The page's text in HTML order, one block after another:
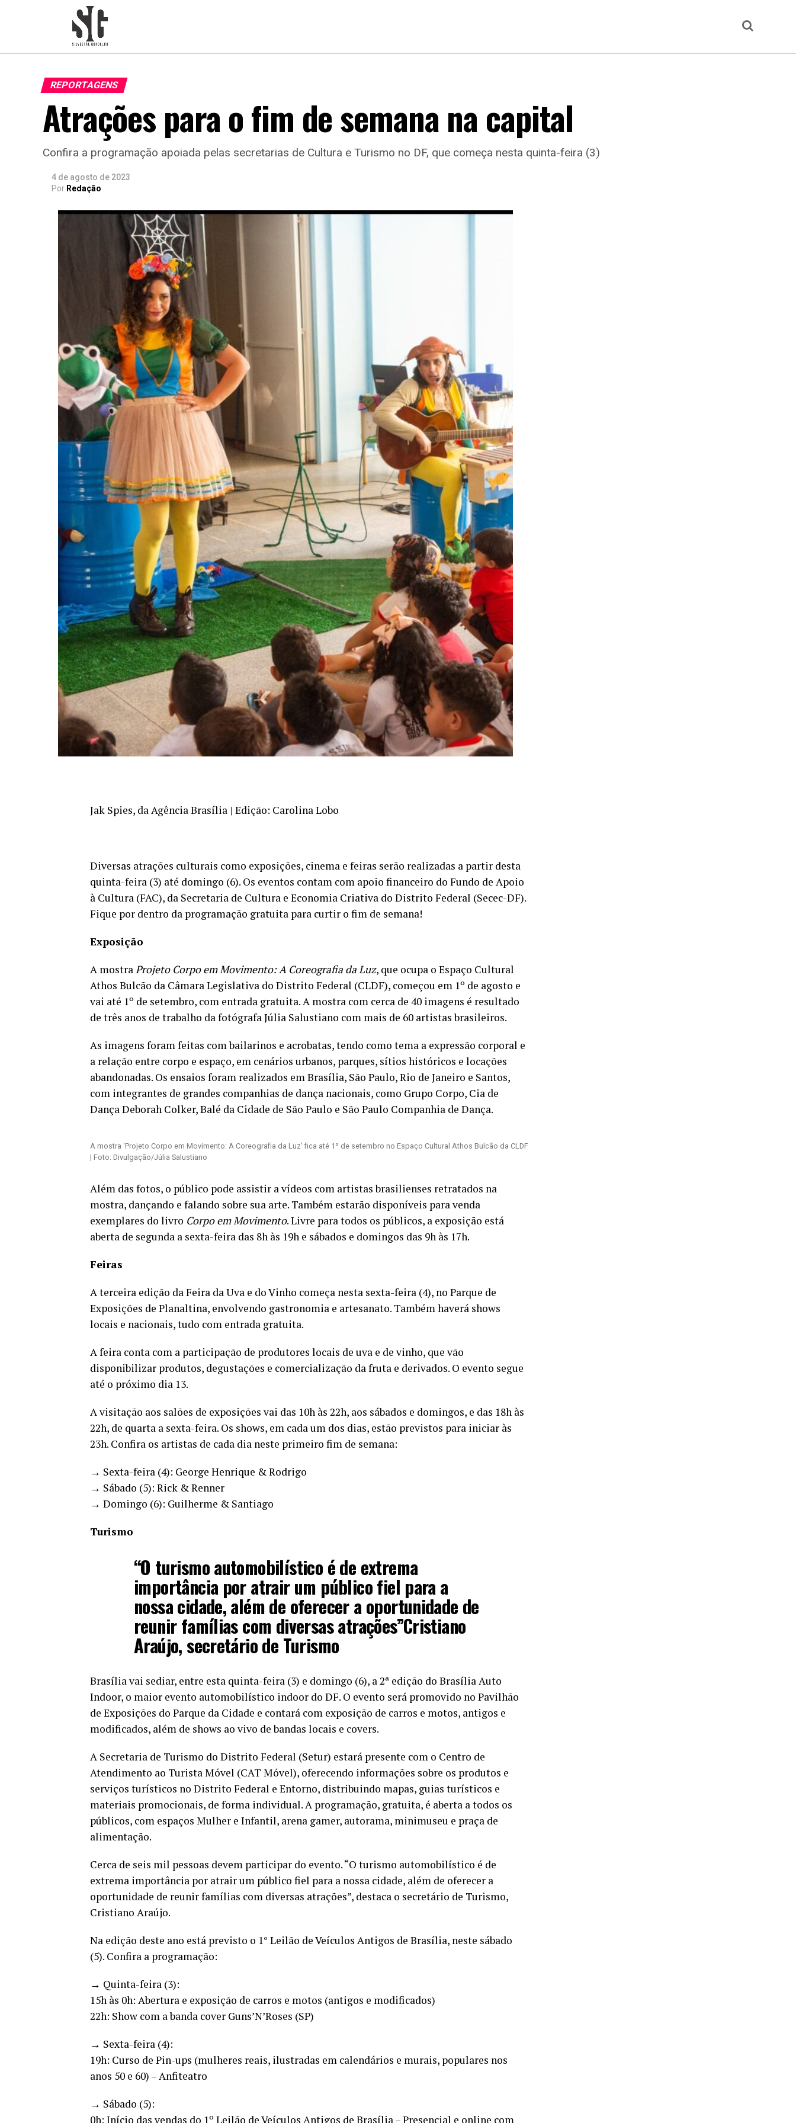
REPORTAGENS
Atrações para o fim de semana na capital
Confira a programação apoiada pelas secretarias de Cultura e Turismo no DF, que começa nesta quinta-feira (3)
4 de agosto de 2023
Por Redação
Jak Spies, da Agência Brasília | Edição: Carolina Lobo
Diversas atrações culturais como exposições, cinema e feiras serão realizadas a partir desta
quinta-feira (3) até domingo (6). Os eventos contam com apoio financeiro do Fundo de Apoio
à Cultura (FAC), da Secretaria de Cultura e Economia Criativa do Distrito Federal (Secec-DF).
Fique por dentro da programação gratuita para curtir o fim de semana!
Exposição
A mostraProjeto Corpo em Movimento: A Coreografia da Luz, que ocupa o Espaço Cultural
Athos Bulcão da Câmara Legislativa do Distrito Federal (CLDF), começou em 1º de agosto e
vai até 1º de setembro, com entrada gratuita. A mostra com cerca de 40 imagens é resultado
de três anos de trabalho da fotógrafa Júlia Salustiano com mais de 60 artistas brasileiros.
As imagens foram feitas com bailarinos e acrobatas, tendo como tema a expressão corporal e
a relação entre corpo e espaço, em cenários urbanos, parques, sítios históricos e locações
abandonadas. Os ensaios foram realizados em Brasília, São Paulo, Rio de Janeiro e Santos,
com integrantes de grandes companhias de dança nacionais, como Grupo Corpo, Cia de
Dança Deborah Colker, Balé da Cidade de São Paulo e São Paulo Companhia de Dança.
A mostra ‘Projeto Corpo em Movimento: A Coreografia da Luz’ fica até 1º de setembro no Espaço Cultural Athos Bulcão da CLDF
| Foto: Divulgação/Júlia Salustiano
Além das fotos, o público pode assistir a vídeos com artistas brasilienses retratados na
mostra, dançando e falando sobre sua arte. Também estarão disponíveis para venda
exemplares do livro Corpo em Movimento. Livre para todos os públicos, a exposição está
aberta de segunda a sexta-feira das 8h às 19h e sábados e domingos das 9h às 17h.
Feiras
A terceira edição da Feira da Uva e do Vinho começa nesta sexta-feira (4), no Parque de
Exposições de Planaltina, envolvendo gastronomia e artesanato. Também haverá shows
locais e nacionais, tudo com entrada gratuita.
A feira conta com a participação de produtores locais de uva e de vinho, que vão
disponibilizar produtos, degustações e comercialização da fruta e derivados. O evento segue
até o próximo dia 13.
A visitação aos salões de exposições vai das 10h às 22h, aos sábados e domingos, e das 18h às
22h, de quarta a sexta-feira. Os shows, em cada um dos dias, estão previstos para iniciar às
23h. Confira os artistas de cada dia neste primeiro fim de semana:
→ Sexta-feira (4): George Henrique & Rodrigo
→ Sábado (5): Rick & Renner
→ Domingo (6): Guilherme & Santiago
Turismo
“O turismo automobilístico é de extrema
importância por atrair um público fiel para a
nossa cidade, além de oferecer a oportunidade de
reunir famílias com diversas atrações”Cristiano
Araújo, secretário de Turismo
Brasília vai sediar, entre esta quinta-feira (3) e domingo (6), a 2ª edição do Brasília Auto
Indoor, o maior evento automobilístico indoor do DF. O evento será promovido no Pavilhão
de Exposições do Parque da Cidade e contará com exposição de carros e motos, antigos e
modificados, além de shows ao vivo de bandas locais e covers.
A Secretaria de Turismo do Distrito Federal (Setur) estará presente com o Centro de
Atendimento ao Turista Móvel (CAT Móvel), oferecendo informações sobre os produtos e
serviços turísticos no Distrito Federal e Entorno, distribuindo mapas, guias turísticos e
materiais promocionais, de forma individual. A programação, gratuita, é aberta a todos os
públicos, com espaços Mulher e Infantil, arena gamer, autorama, minimuseu e praça de
alimentação.
Cerca de seis mil pessoas devem participar do evento. “O turismo automobilístico é de
extrema importância por atrair um público fiel para a nossa cidade, além de oferecer a
oportunidade de reunir famílias com diversas atrações”, destaca o secretário de Turismo,
Cristiano Araújo.
Na edição deste ano está previsto o 1° Leilão de Veículos Antigos de Brasília, neste sábado
(5). Confira a programação:
→ Quinta-feira (3):
15h às 0h: Abertura e exposição de carros e motos (antigos e modificados)
22h: Show com a banda cover Guns’N’Roses (SP)
→ Sexta-feira (4):
19h: Curso de Pin-ups (mulheres reais, ilustradas em calendários e murais, populares nos
anos 50 e 60) – Anfiteatro
→ Sábado (5):
0h: Início das vendas do 1º Leilão de Veículos Antigos de Brasília – Presencial e online com